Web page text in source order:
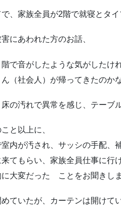
で、家族全員が2階で就寝とタイ
にあわれた方のお話、
で音がしたような気がしたけれ
（社会人）が帰ってきたのか
の汚れで異常を感じ、テーブ
と以上に、
内が汚され、サッシの手配、
てもらい、家族全員仕事に行
大変だった ことをお聞きしま
めていたが、カーテンは開けて